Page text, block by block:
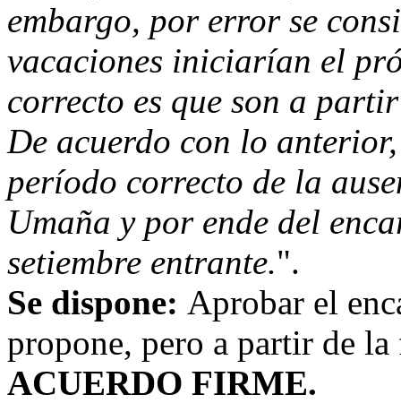
embargo, por error se
vacaciones iniciarían el
correcto es que son a
De acuerdo con lo
período correcto de la
Umaña y por ende del
setiembre entrante.".
Se dispone: Aprobar el
propone, pero a partir de la
ACUERDO FIRME.